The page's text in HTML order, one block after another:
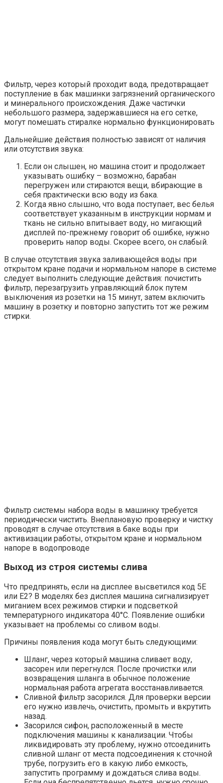
Фильтр, через который проходит вода, предотвращает
поступление в бак машинки загрязнений органического
и минерального происхождения. Даже частички
небольшого размера, задержавшиеся на его сетке,
могут помешать стиралке нормально функционировать
Дальнейшие действия полностью зависят от наличия
или отсутствия звука:
Если он слышен, но машина стоит и продолжает
указывать ошибку – возможно, барабан
перегружен или стираются вещи, вбирающие в
себя практически всю воду из бака.
Когда явно слышно, что вода поступает, вес белья
соответствует указанным в инструкции нормам и
ткань не сильно впитывает воду, но мигающий
дисплей по-прежнему говорит об ошибке, нужно
проверить напор воды. Скорее всего, он слабый.
В случае отсутствия звука заливающейся воды при
открытом кране подачи и нормальном напоре в системе
следует выполнить следующие действия: почистить
фильтр, перезагрузить управляющий блок путем
выключения из розетки на 15 минут, затем включить
машину в розетку и повторно запустить тот же режим
стирки.
Фильтр системы набора воды в машинку требуется
периодически чистить. Внеплановую проверку и чистку
проводят в случае отсутствия в баке воды при
активизации работы, открытом кране и нормальном
напоре в водопроводе
Выход из строя системы слива
Что предпринять, если на дисплее высветился код 5Е
или Е2? В моделях без дисплея машина сигнализирует
миганием всех режимов стирки и подсветкой
температурного индикатора 40°С. Появление ошибки
указывает на проблемы со сливом воды.
Причины появления кода могут быть следующими:
Шланг, через который машина сливает воду,
засорен или перегнулся. После прочистки или
возвращения шланга в обычное положение
нормальная работа агрегата восстанавливается.
Сливной фильтр засорился. Для проверки версии
его нужно извлечь, очистить, промыть и вкрутить
назад.
Засорился сифон, расположенный в месте
подключения машины к канализации. Чтобы
ликвидировать эту проблему, нужно отсоединить
сливной шланг от места подсоединения к сточной
трубе, погрузить его в какую либо емкость,
запустить программу и дождаться слива воды.